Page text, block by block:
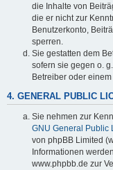
die Inhalte von
die er nicht zur
Benutzerkonto,
sperren.
Sie gestatten dem
sofern sie gegen o.
Betreiber oder
4. GENERAL PUBLIC
Sie nehmen zur
GNU General Public
von phpBB Limited
Informationen
www.phpbb.de zur